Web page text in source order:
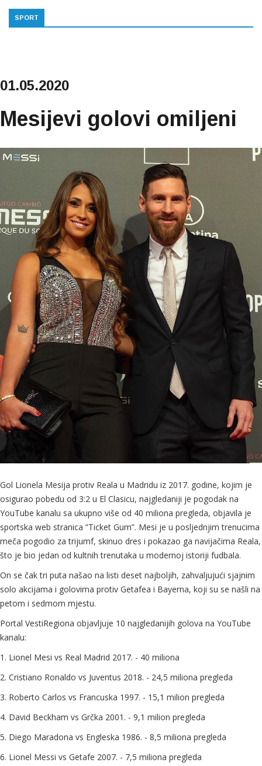
SPORT
01.05.2020
Mesijevi golovi omiljeni
Gol Lionela Mesija protiv Reala u Madridu iz 2017. godine, kojim je
osigurao pobedu od 3:2 u El Clasicu, najgledaniji je pogodak na
YouTube kanalu sa ukupno više od 40 miliona pregleda, objavila je
sportska web stranica ”Ticket Gum”. Mesi je u posljednjim trenucima
meča pogodio za trijumf, skinuo dres i pokazao ga navijačima Reala,
što je bio jedan od kultnih trenutaka u modernoj istoriji fudbala.
On se čak tri puta našao na listi deset najboljih, zahvaljujući sjajnim
solo akcijama i golovima protiv Getafea i Bayerna, koji su se našli na
petom i sedmom mjestu.
Portal VestiRegiona objavljuje 10 najgledanijih golova na YouTube
kanalu:
1. Lionel Mesi vs Real Madrid 2017. - 40 miliona
2. Cristiano Ronaldo vs Juventus 2018. - 24,5 miliona pregleda
3. Roberto Carlos vs Francuska 1997. - 15,1 milion pregleda
4. David Beckham vs Grčka 2001. - 9,1 milion pregleda
5. Diego Maradona vs Engleska 1986. - 8,5 miliona pregleda
6. Lionel Messi vs Getafe 2007. - 7,5 miliona pregleda